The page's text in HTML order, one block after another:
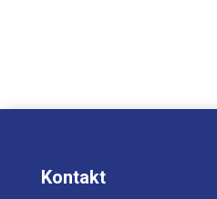
Kontakt